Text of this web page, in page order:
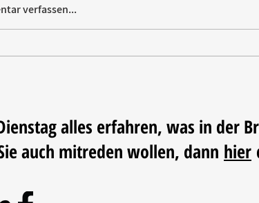
verfassen...
alles erfahren, was in der
auch mitreden wollen, dann hier